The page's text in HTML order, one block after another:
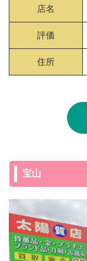
店名
評価
住所
宝山